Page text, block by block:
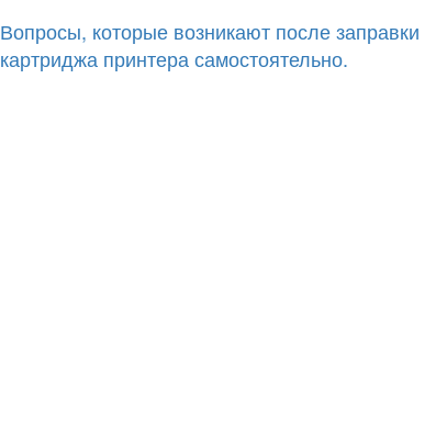
Вопросы, которые возникают после заправки
картриджа принтера самостоятельно.